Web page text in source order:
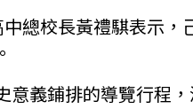
總校長黃禮騏表示
意義鋪排的導覽行程